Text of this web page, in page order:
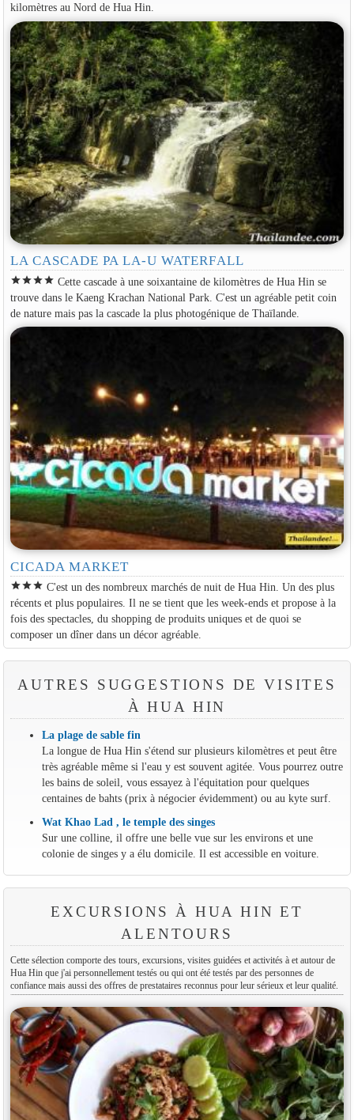
kilomètres au Nord de Hua Hin.
LA CASCADE PA LA-U WATERFALL
starstarstarstar Cette cascade à une soixantaine de kilomètres de Hua Hin se
trouve dans le Kaeng Krachan National Park. C'est un agréable petit coin
de nature mais pas la cascade la plus photogénique de Thaïlande.
CICADA MARKET
starstarstar C'est un des nombreux marchés de nuit de Hua Hin. Un des plus
récents et plus populaires. Il ne se tient que les week-ends et propose à la
fois des spectacles, du shopping de produits uniques et de quoi se
composer un dîner dans un décor agréable.
AUTRES SUGGESTIONS DE VISITES
À HUA HIN
La plage de sable fin
La longue de Hua Hin s'étend sur plusieurs kilomètres et peut être
très agréable même si l'eau y est souvent agitée. Vous pourrez outre
les bains de soleil, vous essayez à l'équitation pour quelques
centaines de bahts (prix à négocier évidemment) ou au kyte surf.
Wat Khao Lad , le temple des singes
Sur une colline, il offre une belle vue sur les environs et une
colonie de singes y a élu domicile. Il est accessible en voiture.
EXCURSIONS À HUA HIN ET
ALENTOURS
Cette sélection comporte des tours, excursions, visites guidées et activités à et autour de
Hua Hin que j'ai personnellement testés ou qui ont été testés par des personnes de
confiance mais aussi des offres de prestataires reconnus pour leur sérieux et leur qualité.